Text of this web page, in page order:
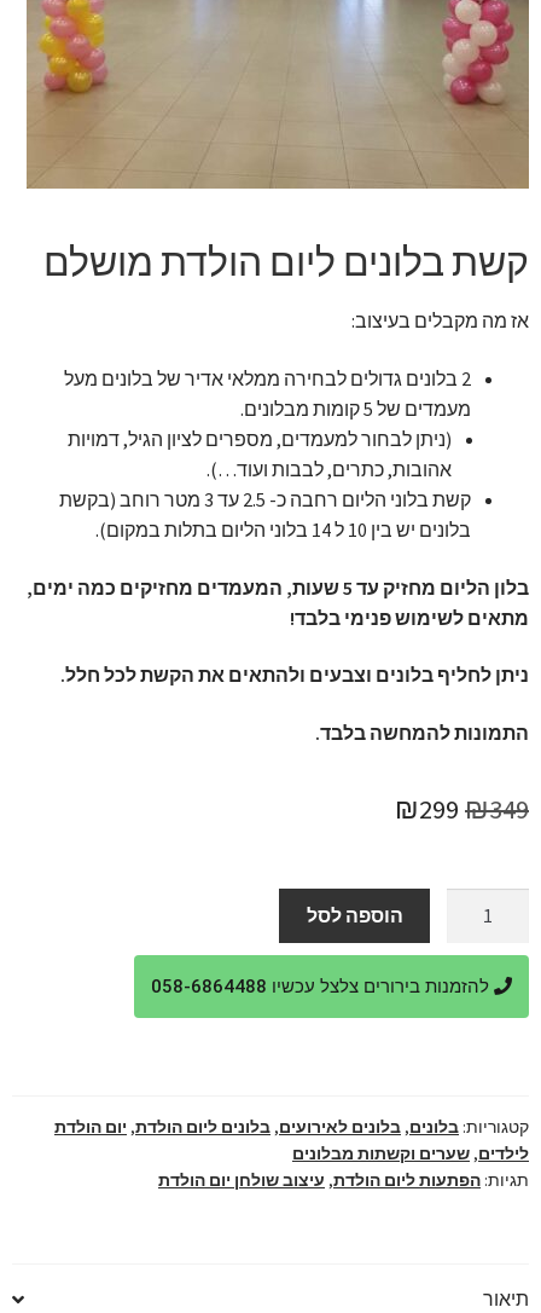
זר מתוק
בלונים בראשון לציון
מתנות בראשון לציון
מחירון משלוחי בלונים
קשת בלונים ליום הולדת מושלם
אז מה מקבלים בעיצוב:
2 בלונים גדולים לבחירה ממלאי אדיר של בלונים מעל
מעמדים של 5 קומות מבלונים.
(ניתן לבחור למעמדים, מספרים לציון הגיל, דמויות
אהובות, כתרים, לבבות ועוד…).
קשת בלוני הליום רחבה כ- 2.5 עד 3 מטר רוחב (בקשת
בלונים יש בין 10 ל 14 בלוני הליום בתלות במקום).
בלון הליום מחזיק עד 5 שעות, המעמדים מחזיקים כמה ימים,
מתאים לשימוש פנימי בלבד!
ניתן לחליף בלונים וצבעים ולהתאים את הקשת לכל חלל.
התמונות להמחשה בלבד.
₪349
המחיר
היה:
₪349.
₪299
הוא:
₪299.
קשת
בלונים
ליום
הוספה לסל
להזמנות בירורים צלצל עכשיו 058-6864488
קטגוריות: בלונים, בלונים לאירועים, בלונים ליום הולדת, יום הולדת
לילדים, שערים וקשתות מבלונים
תגיות: הפתעות ליום הולדת, עיצוב שולחן יום הולדת
תיאור